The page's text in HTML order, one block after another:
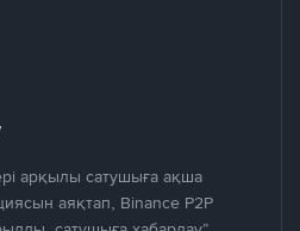
арқылы сатушыға ақша
аяқтап, Binance P2P